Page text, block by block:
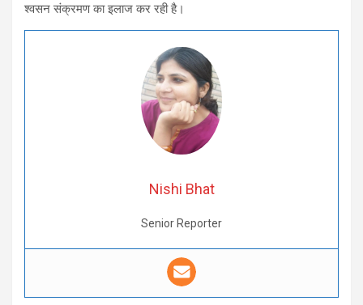
श्वसन संक्रमण का इलाज कर रही है।
Nishi Bhat
Senior Reporter